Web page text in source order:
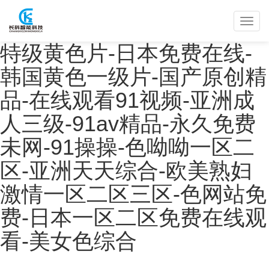
特级黄色片-日本免费在线-
韩国黄色一级片-国产原创精
品-在线观看91视频-亚洲成
人三级-91av精品-永久免费
未网-91操操-色呦呦一区二
区-亚洲天天综合-欧美熟妇
激情一区二区三区-色网站免
费-日本一区二区免费在线观
看-美女色综合